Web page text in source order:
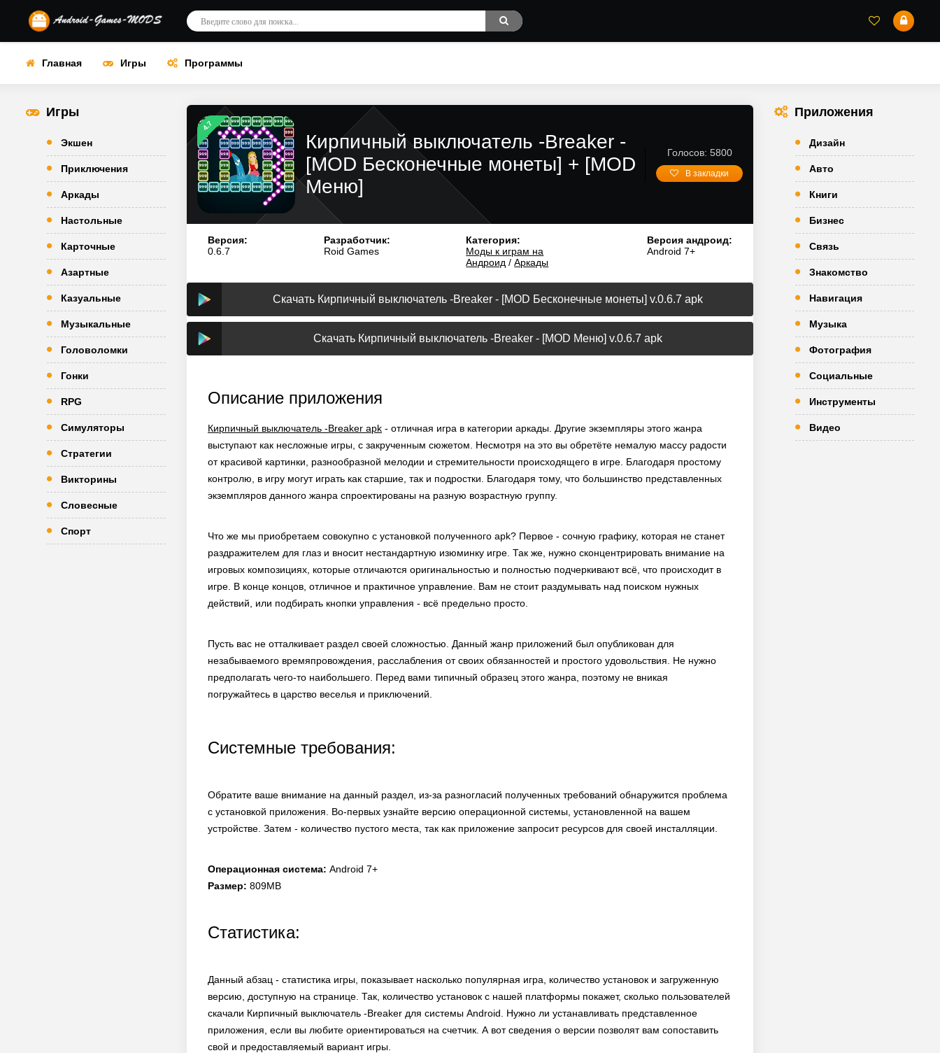
Главная Игры Программы
Игры
Экшен
Приключения
Аркады
Настольные
Карточные
Азартные
Казуальные
Музыкальные
Головоломки
Гонки
RPG
Симуляторы
Стратегии
Викторины
Словесные
Спорт
4.7
Кирпичный выключатель -Breaker -
[MOD Бесконечные монеты] + [MOD
Меню]
Голосов: 5800
В закладки
Версия:
0.6.7
Разработчик:
Roid Games
Категория:
Моды к играм на
Андроид /Аркады
Версия андроид:
Android 7+
Скачать Кирпичный выключатель -Breaker - [MOD Бесконечные монеты] v.0.6.7 apk
Скачать Кирпичный выключатель -Breaker - [MOD Меню] v.0.6.7 apk
Описание приложения
Кирпичный выключатель -Breaker apk - отличная игра в категории аркады. Другие экземпляры этого жанра
выступают как несложные игры, с закрученным сюжетом. Несмотря на это вы обретёте немалую массу радости
от красивой картинки, разнообразной мелодии и стремительности происходящего в игре. Благодаря простому
контролю, в игру могут играть как старшие, так и подростки. Благодаря тому, что большинство представленных
экземпляров данного жанра спроектированы на разную возрастную группу.
Что же мы приобретаем совокупно с установкой полученного apk? Первое - сочную графику, которая не станет
раздражителем для глаз и вносит нестандартную изюминку игре. Так же, нужно сконцентрировать внимание на
игровых композициях, которые отличаются оригинальностью и полностью подчеркивают всё, что происходит в
игре. В конце концов, отличное и практичное управление. Вам не стоит раздумывать над поиском нужных
действий, или подбирать кнопки управления - всё предельно просто.
Пусть вас не отталкивает раздел своей сложностью. Данный жанр приложений был опубликован для
незабываемого времяпровождения, расслабления от своих обязанностей и простого удовольствия. Не нужно
предполагать чего-то наибольшего. Перед вами типичный образец этого жанра, поэтому не вникая
погружайтесь в царство веселья и приключений.
Системные требования:
Обратите ваше внимание на данный раздел, из-за разногласий полученных требований обнаружится проблема
с установкой приложения. Во-первых узнайте версию операционной системы, установленной на вашем
устройстве. Затем - количество пустого места, так как приложение запросит ресурсов для своей инсталляции.
Операционная система: Android 7+
Размер: 809MB
Статистика:
Данный абзац - статистика игры, показывает насколько популярная игра, количество установок и загруженную
версию, доступную на странице. Так, количество установок с нашей платформы покажет, сколько пользователей
скачали Кирпичный выключатель -Breaker для системы Android. Нужно ли устанавливать представленное
приложения, если вы любите ориентироваться на счетчик. А вот сведения о версии позволят вам сопоставить
свой и предоставляемый вариант игры.
Приложения
Дизайн
Авто
Книги
Бизнес
Связь
Знакомство
Навигация
Музыка
Фотография
Социальные
Инструменты
Видео